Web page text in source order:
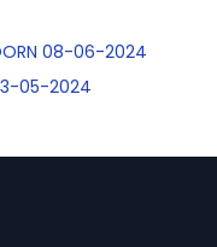
08-06-2024
05-2024